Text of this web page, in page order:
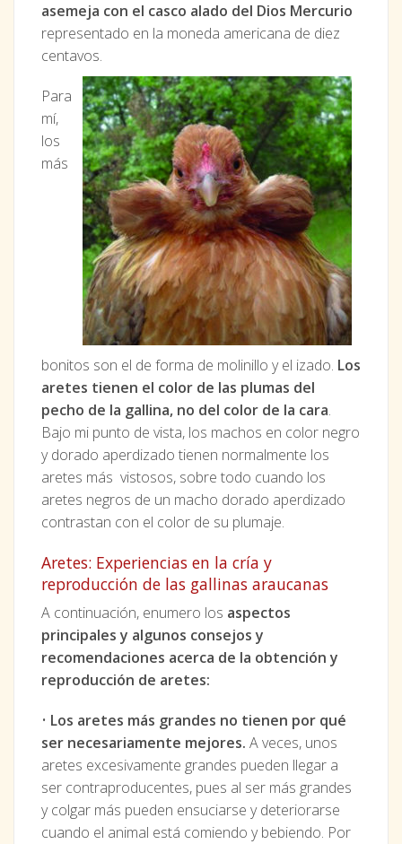
asemeja con el casco alado del Dios Mercurio
representado en la moneda americana de diez
centavos.
Para
mí,
los
más
bonitos son el de forma de molinillo y el izado. Los
aretes tienen el color de las plumas del
pecho de la gallina, no del color de la cara.
Bajo mi punto de vista, los machos en color negro
y dorado aperdizado tienen normalmente los
aretes más vistosos, sobre todo cuando los
aretes negros de un macho dorado aperdizado
contrastan con el color de su plumaje.
Aretes: Experiencias en la cría y
reproducción de las gallinas araucanas
A continuación, enumero los aspectos
principales y algunos consejos y
recomendaciones acerca de la obtención y
reproducción de aretes:
• Los aretes más grandes no tienen por qué
ser necesariamente mejores. A veces, unos
aretes excesivamente grandes pueden llegar a
ser contraproducentes, pues al ser más grandes
y colgar más pueden ensuciarse y deteriorarse
cuando el animal está comiendo y bebiendo. Por